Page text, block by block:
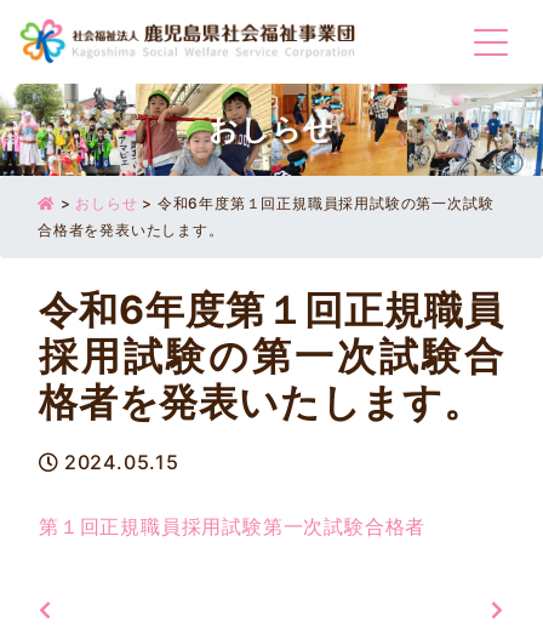
おしらせ
> おしらせ > 令和6年度第１回正規職員採用試験の第一次試験
合格者を発表いたします。
令和6年度第１回正規職員
採用試験の第一次試験合
格者を発表いたします。
2024.05.15
第１回正規職員採用試験第一次試験合格者